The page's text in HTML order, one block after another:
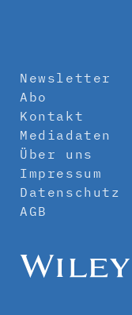
Newsletter
Abo
Kontakt
Mediadaten
Über uns
Impressum
Datenschutz
AGB